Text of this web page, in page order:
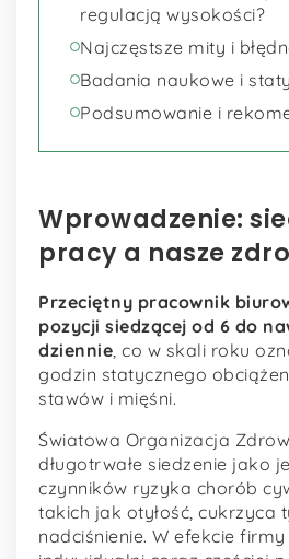
regulacją wysokości?
Najczęstsze mity i
Badania naukowe i
Podsumowanie i
Wprowadzenie:
pracy a nasze
Przeciętny pracownik
pozycji siedzącej od 6 do
dziennie, co w skali roku
godzin statycznego
stawów i mięśni.
Światowa Organizacja
długotrwałe siedzenie jako
czynników ryzyka chorób
takich jak otyłość, cukrzyca
nadciśnienie. W efekcie